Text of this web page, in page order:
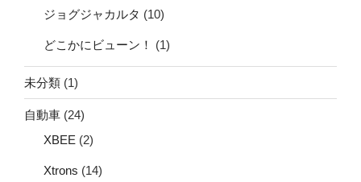
ジョグジャカルタ (10)
どこかにビューン！ (1)
未分類 (1)
自動車 (24)
XBEE (2)
Xtrons (14)